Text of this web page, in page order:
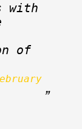
with
of